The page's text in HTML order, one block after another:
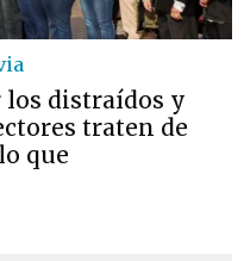
los distraídos y
traten de
que